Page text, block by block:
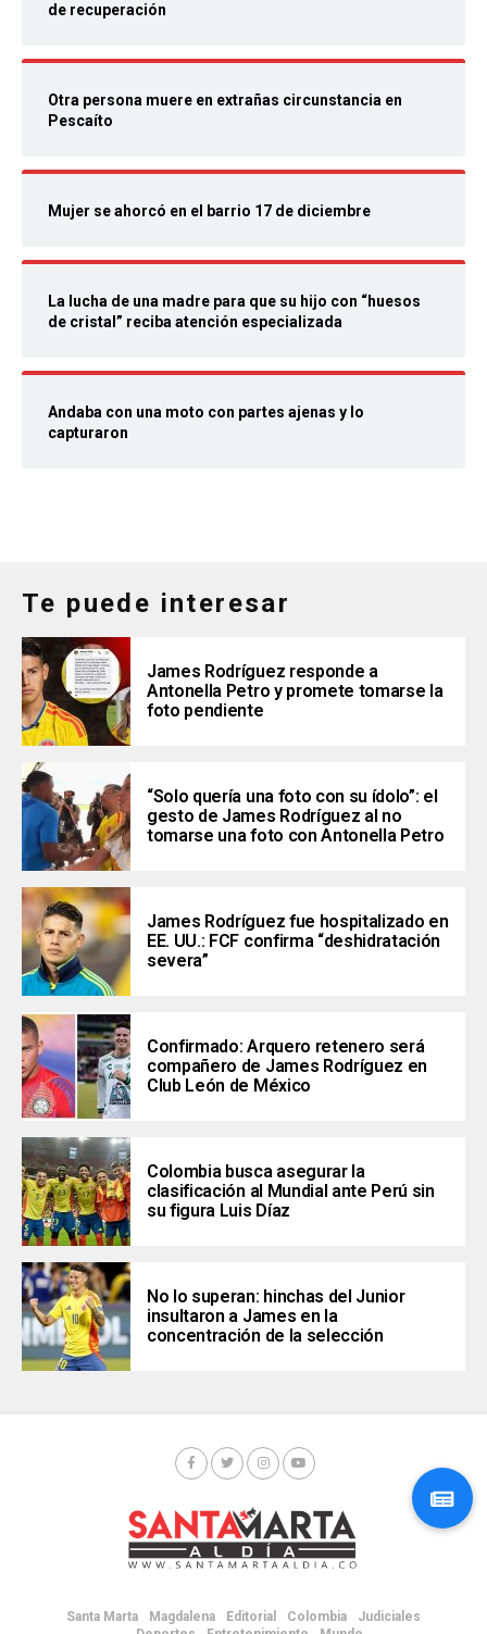
de recuperación
Otra persona muere en extrañas circunstancia en
Pescaíto
Mujer se ahorcó en el barrio 17 de diciembre
La lucha de una madre para que su hijo con “huesos
de cristal” reciba atención especializada
Andaba con una moto con partes ajenas y lo
capturaron
Te puede interesar
James Rodríguez responde a
Antonella Petro y promete tomarse la
foto pendiente
“Solo quería una foto con su ídolo”: el
gesto de James Rodríguez al no
tomarse una foto con Antonella Petro
James Rodríguez fue hospitalizado en
EE. UU.: FCF confirma “deshidratación
severa”
Confirmado: Arquero retenero será
compañero de James Rodríguez en
Club León de México
Colombia busca asegurar la
clasificación al Mundial ante Perú sin
su figura Luis Díaz
No lo superan: hinchas del Junior
insultaron a James en la
concentración de la selección
Santa Marta Magdalena Editorial Colombia
Judiciales